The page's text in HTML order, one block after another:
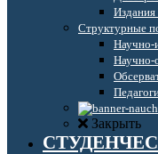
Структурные
Научно-
Закрыть